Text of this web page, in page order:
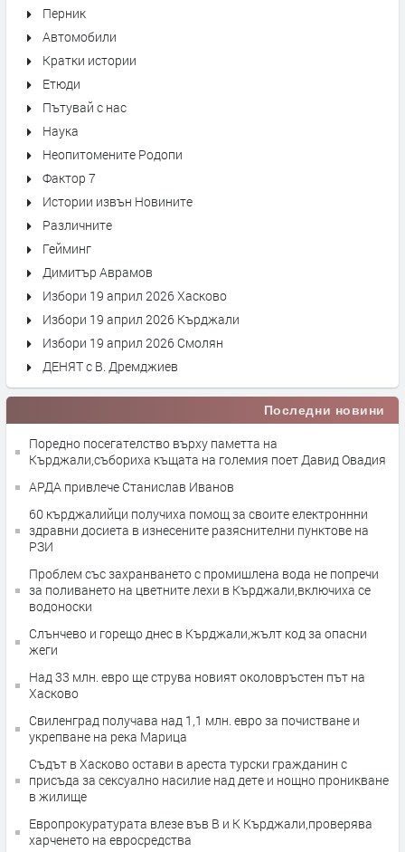
Перник
Автомобили
Кратки истории
Етюди
Пътувай с нас
Наука
Неопитомените Родопи
Фактор 7
Истории извън Новините
Различните
Гейминг
Димитър Аврамов
Избори 19 април 2026 Хасково
Избори 19 април 2026 Кърджали
Избори 19 април 2026 Смолян
ДЕНЯТ с В. Дремджиев
Последни новини
Поредно посегателство върху паметта на
Кърджали,събориха къщата на големия поет Давид Овадия
АРДА привлече Станислав Иванов
60 кърджалийци получиха помощ за своите електроннни
здравни досиета в изнесените разяснителни пунктове на
РЗИ
Проблем със захранването с промишлена вода не попречи
за поливането на цветните лехи в Кърджали,включиха се
водоноски
Слънчево и горещо днес в Кърджали,жълт код за опасни
жеги
Над 33 млн. евро ще струва новият околовръстен път на
Хасково
Свиленград получава над 1,1 млн. евро за почистване и
укрепване на река Марица
Съдът в Хасково остави в ареста турски гражданин с
присъда за сексуално насилие над дете и нощно проникване
в жилище
Европрокуратурата влезе във В и К Кърджали,проверява
харченето на евросредства